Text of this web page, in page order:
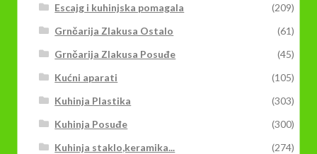
Escajg i kuhinjska pomagala
(209)
Grnčarija Zlakusa Ostalo
(61)
Grnčarija Zlakusa Posuđe
(45)
Kućni aparati
(105)
Kuhinja Plastika
(303)
Kuhinja Posuđe
(300)
Kuhinja staklo,keramika...
(274)